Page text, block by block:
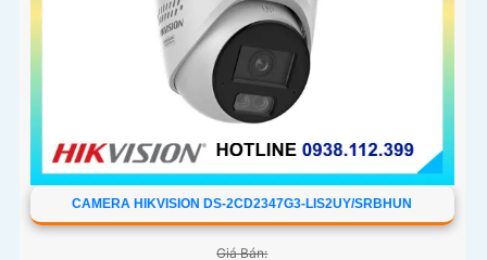
CAMERA HIKVISION DS-2CD2347G3-LIS2UY/SRBHUN
Giá Bán: